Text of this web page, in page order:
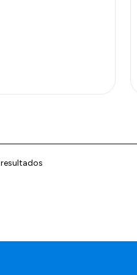
resultados